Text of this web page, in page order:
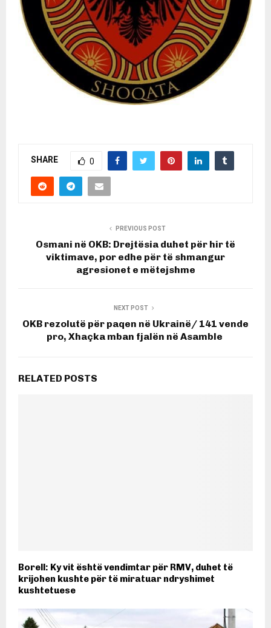
SHARE 0
PREVIOUS POST
Osmani në OKB: Drejtësia duhet për hir të
viktimave, por edhe për të shmangur
agresionet e mëtejshme
NEXT POST
OKB rezolutë për paqen në Ukrainë/ 141 vende
pro, Xhaçka mban fjalën në Asamble
RELATED POSTS
Borell: Ky vit është vendimtar për RMV, duhet të
krijohen kushte për të miratuar ndryshimet
kushtetuese